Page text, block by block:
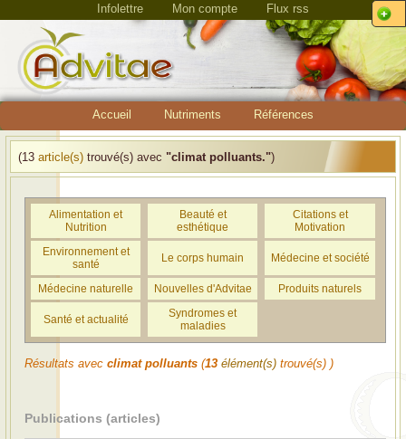
Infolettre Mon compte Flux rss
Accueil Nutriments Références
(13 article(s) trouvé(s) avec "climat polluants.")
Alimentation et
Nutrition
Beauté et
esthétique
Citations et
Motivation
Environnement et
santé
Le corps humain Médecine et société
Médecine naturelle Nouvelles d'Advitae Produits naturels
Santé et actualité
Syndromes et
maladies
Résultats avec climat polluants (13 élément(s) trouvé(s) )
Publications (articles)